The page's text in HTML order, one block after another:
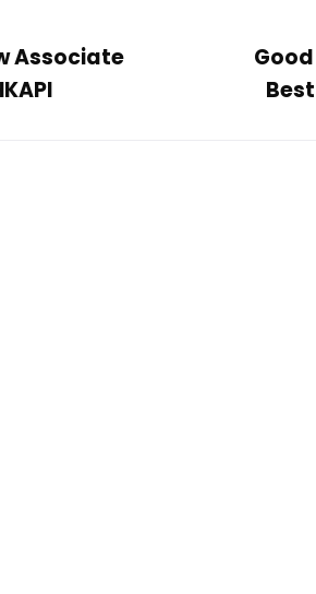
Associate